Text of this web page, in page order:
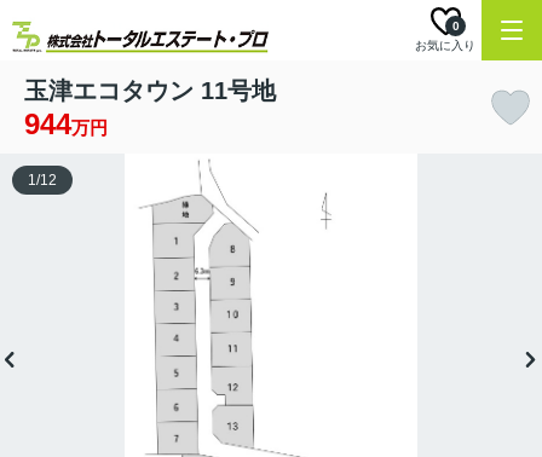
お気に入り
0
玉津エコタウン 11号地
944万円
1/12